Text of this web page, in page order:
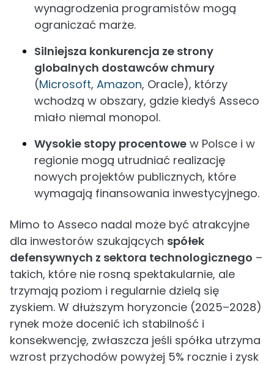
wynagrodzenia programistów mogą
ograniczać marże.
Silniejsza konkurencja ze strony
globalnych dostawców chmury
(Microsoft, Amazon, Oracle), którzy
wchodzą w obszary, gdzie kiedyś Asseco
miało niemal monopol.
Wysokie stopy procentowe w Polsce i w
regionie mogą utrudniać realizację
nowych projektów publicznych, które
wymagają finansowania inwestycyjnego.
Mimo to Asseco nadal może być atrakcyjne
dla inwestorów szukających spółek
defensywnych z sektora technologicznego –
takich, które nie rosną spektakularnie, ale
trzymają poziom i regularnie dzielą się
zyskiem. W dłuższym horyzoncie (2025–2028)
rynek może docenić ich stabilność i
konsekwencję, zwłaszcza jeśli spółka utrzyma
wzrost przychodów powyżej 5% rocznie i zysk